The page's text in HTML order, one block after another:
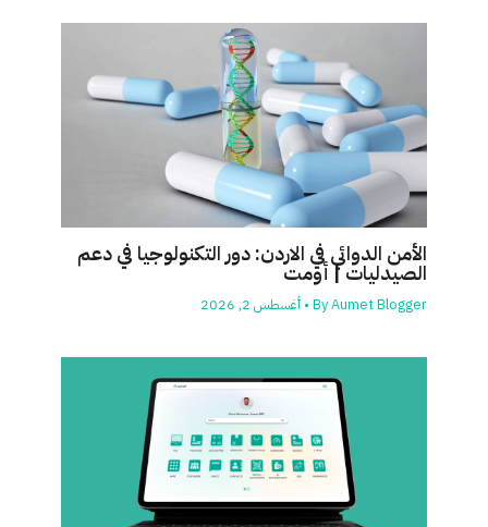
الأمن الدوائي في الاردن: دور التكنولوجيا في دعم
الصيدليات | أومت
ByAumet Blogger
•أغسطس 2, 2026